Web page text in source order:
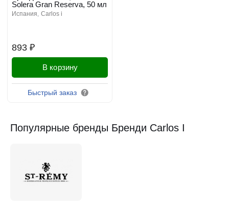
893 ₽
Solera Gran Reserva, 50 мл
испания carlos i
В корзину
Быстрый заказ
Популярные бренды Бренди Carlos I